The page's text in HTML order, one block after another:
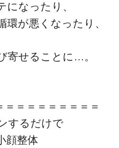
になったり、
環が悪くなったり、
寄せることに…。
＝＝＝＝＝＝＝＝＝
するだけで
顔整体